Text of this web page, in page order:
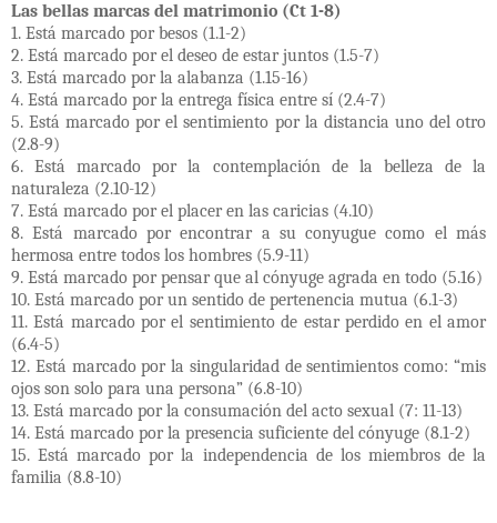
Las bellas marcas del matrimonio (Ct 1-8)
1. Está marcado por besos (1.1-2)
2. Está marcado por el deseo de estar juntos (1.5-7)
3. Está marcado por la alabanza (1.15-16)
4. Está marcado por la entrega física entre sí (2.4-7)
5. Está marcado por el sentimiento por la distancia uno del otro
(2.8-9)
6. Está marcado por la contemplación de la belleza de la
naturaleza (2.10-12)
7. Está marcado por el placer en las caricias (4.10)
8. Está marcado por encontrar a su conyugue como el más
hermosa entre todos los hombres (5.9-11)
9. Está marcado por pensar que al cónyuge agrada en todo (5.16)
10. Está marcado por un sentido de pertenencia mutua (6.1-3)
11. Está marcado por el sentimiento de estar perdido en el amor
(6.4-5)
12. Está marcado por la singularidad de sentimientos como: “mis
ojos son solo para una persona” (6.8-10)
13. Está marcado por la consumación del acto sexual (7: 11-13)
14. Está marcado por la presencia suficiente del cónyuge (8.1-2)
15. Está marcado por la independencia de los miembros de la
familia (8.8-10)